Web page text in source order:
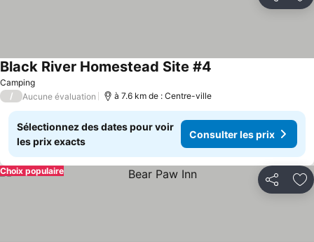
Camping
Black River Homestead Site #4
/ Aucune évaluation à 7.6 km de : Centre-ville
Sélectionnez des dates pour voir
les prix exacts
Consulter les prix
Partager
Choix populaire